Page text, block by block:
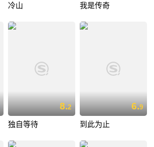
冷山 我是传奇
8.2
独自等待
6.9
到此为止